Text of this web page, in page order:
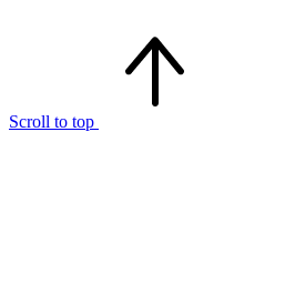
Scroll to top